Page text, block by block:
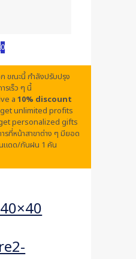
0
ขณะนี้ กำลังปรับปรุง
รเร็ว ๆ นี้
a 10% discount
unlimited profits
personalized gifts
รที่หน้าสาขาต่าง ๆ มียอด
แดด/กันฝน 1 คัน